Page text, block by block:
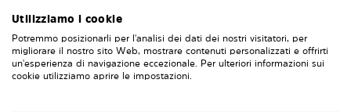
privacy, pur mantenendo la visibilità dall’interno verso
l’esterno. Con oltre 500.000 clienti soddisfattiin
Europa, Solarplexius è la soluzione di riferimento per
l’oscuramento dei vetri.
Utilizziamo i cookie
Potremmo posizionarli per l'analisi dei dati dei nostri visitatori, per
migliorare il nostro sito Web, mostrare contenuti personalizzati e offrirti
un'esperienza di navigazione eccezionale. Per ulteriori informazioni sui
cookie utilizziamo aprire le impostazioni.